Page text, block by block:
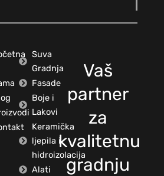
Suva
Gradnja
Fasade
Boje i
Lakovi
Keramička
ljepila i
hidroizolacija
Alati
Vaš
partner
za
kvalitetnu
gradnju